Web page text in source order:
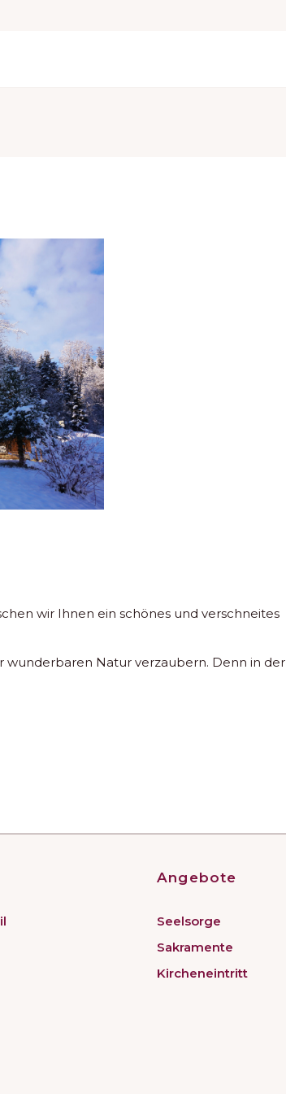
wir Ihnen ein schönes und verschneites
wunderbaren Natur verzaubern. Denn in der
Angebote
Seelsorge
Sakramente
Kircheneintritt